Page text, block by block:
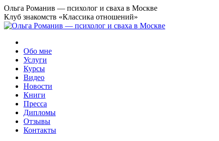
Перейти
к
содержанию
Ольга Романив — психолог и сваха в Москве
Клуб знакомств «Классика отношений»
Обо мне
Услуги
Курсы
Видео
Новости
Книги
Пресса
Дипломы
Отзывы
Контакты